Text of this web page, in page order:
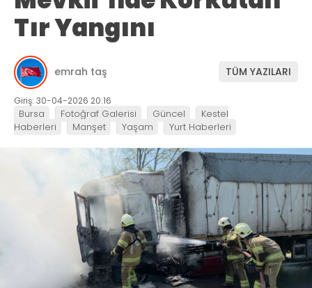
Tır Yangını
emrah taş TÜM YAZILARI
Giriş: 30-04-2026 20:16
Bursa Fotoğraf Galerisi Güncel
Kestel
Haberleri
Manşet Yaşam Yurt Haberleri